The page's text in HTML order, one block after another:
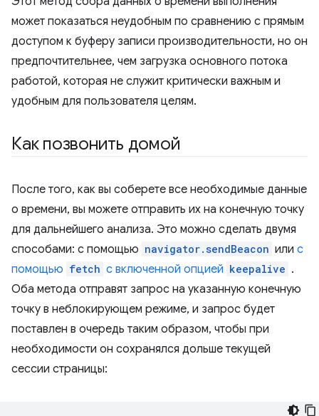
может показаться неудобным по сравнению с прямым
доступом к буферу записи производительности, но он
предпочтительнее, чем загрузка основного потока
работой, которая не служит критически важным и
удобным для пользователя целям.
Как позвонить домой
После того, как вы соберете все необходимые данные
о времени, вы можете отправить их на конечную точку
для дальнейшего анализа. Это можно сделать двумя
способами: с помощью navigator.sendBeacon или с
помощью fetch с включенной опцией keepalive .
Оба метода отправят запрос на указанную конечную
точку в неблокирующем режиме, и запрос будет
поставлен в очередь таким образом, чтобы при
необходимости он сохранялся дольше текущей
сессии страницы: